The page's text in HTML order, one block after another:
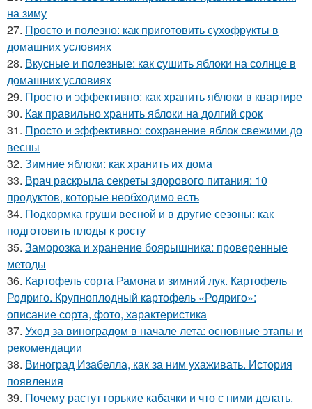
на зиму
27. Просто и полезно: как приготовить сухофрукты в
домашних условиях
28. Вкусные и полезные: как сушить яблоки на солнце в
домашних условиях
29. Просто и эффективно: как хранить яблоки в квартире
30. Как правильно хранить яблоки на долгий срок
31. Просто и эффективно: сохранение яблок свежими до
весны
32. Зимние яблоки: как хранить их дома
33. Врач раскрыла секреты здорового питания: 10
продуктов, которые необходимо есть
34. Подкормка груши весной и в другие сезоны: как
подготовить плоды к росту
35. Заморозка и хранение боярышника: проверенные
методы
36. Картофель сорта Рамона и зимний лук. Картофель
Родриго. Крупноплодный картофель «Родриго»:
описание сорта, фото, характеристика
37. Уход за виноградом в начале лета: основные этапы и
рекомендации
38. Виноград Изабелла, как за ним ухаживать. История
появления
39. Почему растут горькие кабачки и что с ними делать.